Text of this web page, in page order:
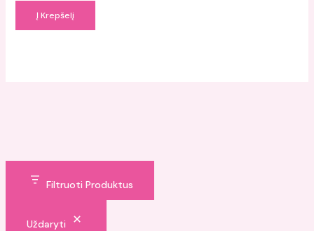
Filtruoti Produktus
Uždaryti
Į Krepšelį